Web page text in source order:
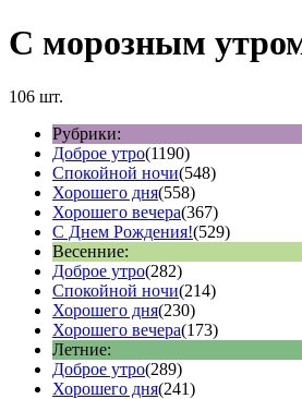
С морозным
106 шт.
Рубрики:
Доброе утро(1190)
Спокойной ночи(548)
Хорошего дня(558)
Хорошего вечера(367)
С Днем Рождения!(529)
Весенние:
Доброе утро(282)
Спокойной ночи(214)
Хорошего дня(230)
Хорошего вечера(173)
Летние:
Доброе утро(289)
Хорошего дня(241)